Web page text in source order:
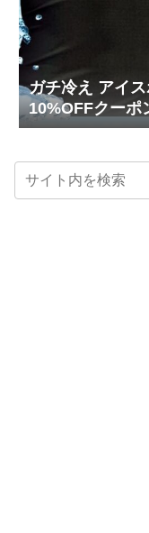
ガチ冷え アイ
10%OFFクーポ